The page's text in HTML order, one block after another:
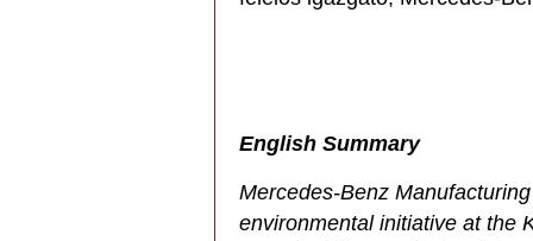
English Summary
Mercedes-Benz
environmental initiative at the